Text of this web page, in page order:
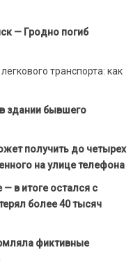
— Гродно погиб
транспорта: как
здании бывшего
получить до четырех
на улице телефона
— в итоге остался с
более 40 тысяч
фиктивные